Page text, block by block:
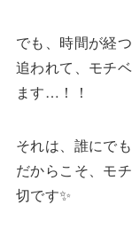
でも、時間が経
追われて、モチ
ます…！！
それは、誰にで
だからこそ、モ
切です✨